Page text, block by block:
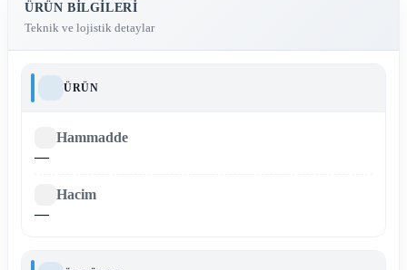
ÜRÜN BILGILERI
Teknik ve lojistik detaylar
ÜRÜN
Hammadde
—
Hacim
—